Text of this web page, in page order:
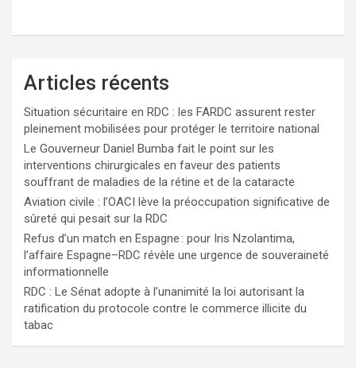
Articles récents
Situation sécuritaire en RDC : les FARDC assurent rester
pleinement mobilisées pour protéger le territoire national
Le Gouverneur Daniel Bumba fait le point sur les
interventions chirurgicales en faveur des patients
souffrant de maladies de la rétine et de la cataracte
Aviation civile : l’OACI lève la préoccupation significative de
sûreté qui pesait sur la RDC
Refus d’un match en Espagne : pour Iris Nzolantima,
l’affaire Espagne–RDC révèle une urgence de souveraineté
informationnelle
RDC : Le Sénat adopte à l’unanimité la loi autorisant la
ratification du protocole contre le commerce illicite du
tabac